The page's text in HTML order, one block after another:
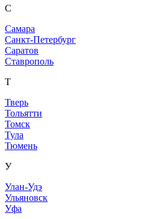
С
Самара
Санкт-Петербург
Саратов
Ставрополь
Т
Тверь
Тольятти
Томск
Тула
Тюмень
У
Улан-Удэ
Ульяновск
Уфа